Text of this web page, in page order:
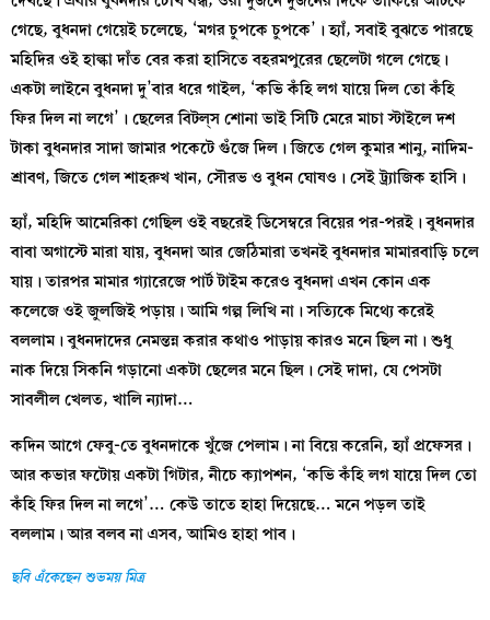
গেছে, বুধনদা গেয়েই চলেছে, ‘মগর চুপকে চুপকে’। হ্যাঁ, সবাই বুঝতে পারছে
মহিদির ওই হাল্কা দাঁত বের করা হাসিতে বহরমপুরের ছেলেটা গলে গেছে।
একটা লাইনে বুধনদা দু’বার ধরে গাইল, ‘কভি কঁহি লগ যায়ে দিল তো কঁহি
ফির দিল না লগে’। ছেলের বিটল্‌স শোনা ভাই সিটি মেরে মাচা স্টাইলে দশ
টাকা বুধনদার সাদা জামার পকেটে গুঁজে দিল। জিতে গেল কুমার শানু, নাদিম-
শ্রাবণ, জিতে গেল শাহরুখ খান, সৌরভ ও বুধন ঘোষও। সেই ট্র্যাজিক হাসি।
হ্যাঁ, মহিদি আমেরিকা গেছিল ওই বছরেই ডিসেম্বরে বিয়ের পর-পরই। বুধনদার
বাবা অগাস্টে মারা যায়, বুধনদা আর জেঠিমারা তখনই বুধনদার মামারবাড়ি চলে
যায়। তারপর মামার গ্যারেজে পার্ট টাইম করেও বুধনদা এখন কোন এক
কলেজে ওই জুলজিই পড়ায়। আমি গল্প লিখি না। সত্যিকে মিথ্যে করেই
বললাম। বুধনদাদের নেমন্তন্ন করার কথাও পাড়ায় কারও মনে ছিল না। শুধু
নাক দিয়ে সিকনি গড়ানো একটা ছেলের মনে ছিল। সেই দাদা, যে পেসটা
সাবলীল খেলত, খালি ন্যাদা…
কদিন আগে ফেবু-তে বুধনদাকে খুঁজে পেলাম। না বিয়ে করেনি, হ্যাঁ প্রফেসর।
আর কভার ফটোয় একটা গিটার, নীচে ক্যাপশন, ‘কভি কঁহি লগ যায়ে দিল তো
কঁহি ফির দিল না লগে’… কেউ তাতে হাহা দিয়েছে… মনে পড়ল তাই
বললাম। আর বলব না এসব, আমিও হাহা পাব।
ছবি এঁকেছেন শুভময় মিত্র